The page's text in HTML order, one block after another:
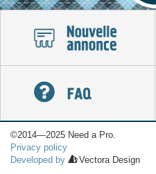
©2014—2025 Need a Pro.
Privacy policy
Developed by
Vectora Design